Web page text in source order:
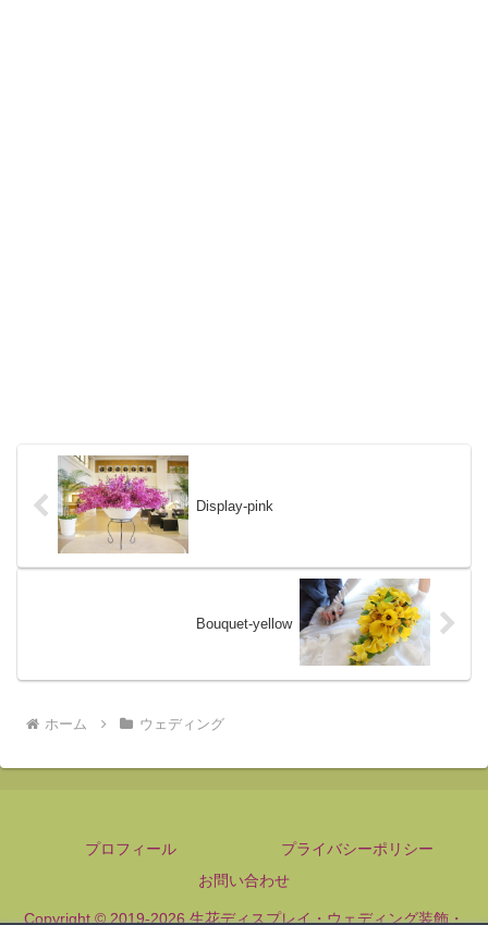
Display-pink
Bouquet-yellow
ホーム ウェディング
プロフィール
プライバシーポリシー
お問い合わせ
Copyright © 2019-2026 生花ディスプレイ・ウェディング装飾・